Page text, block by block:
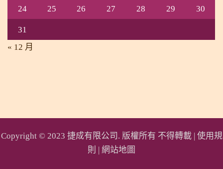
24 25 26 27 28 29 30
31
« 12 月
Copyright © 2023 捷成有限公司. 版權所有 不得轉載 | 使用規
則 | 網站地圖